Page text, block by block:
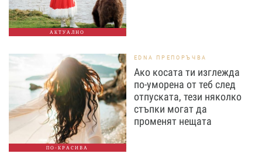
АКТУАЛНО
ПО-КРАСИВА
EDNA ПРЕПОРЪЧВА
Ако косата ти изглежда
по-уморена от теб след
отпуската, тези няколко
стъпки могат да
променят нещата